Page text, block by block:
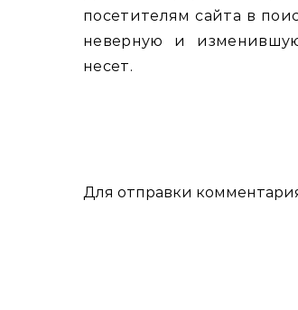
посетителям сайта в
неверную и
несет.
Для отправки